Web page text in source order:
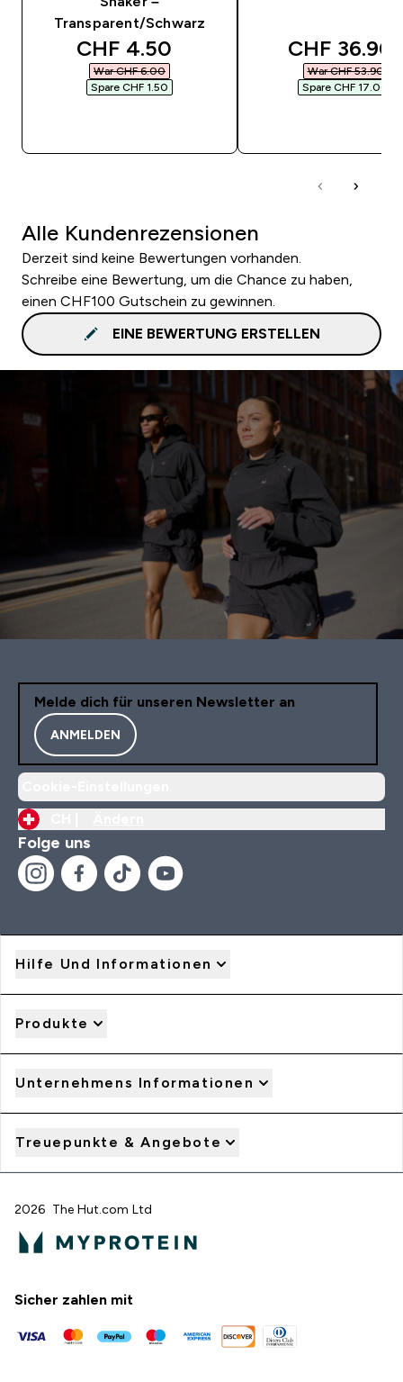
Transparent/Schwarz
discounted price
CHF 4.50‎
War CHF 6.00‎
Spare CHF 1.50‎
discounted
CHF 36.90‎
War CHF 53.90‎
Spare CHF 17.00‎
Alle Kundenrezensionen
Derzeit sind keine Bewertungen vorhanden.
Schreibe eine Bewertung, um die Chance zu haben,
einen CHF100 Gutschein zu gewinnen.
EINE BEWERTUNG ERSTELLEN
Melde dich für unseren Newsletter an
ANMELDEN
Folge uns
Hilfe Und Informationen
Produkte
Unternehmens Informationen
Treuepunkte & Angebote
2026 The Hut.com Ltd
Sicher zahlen mit